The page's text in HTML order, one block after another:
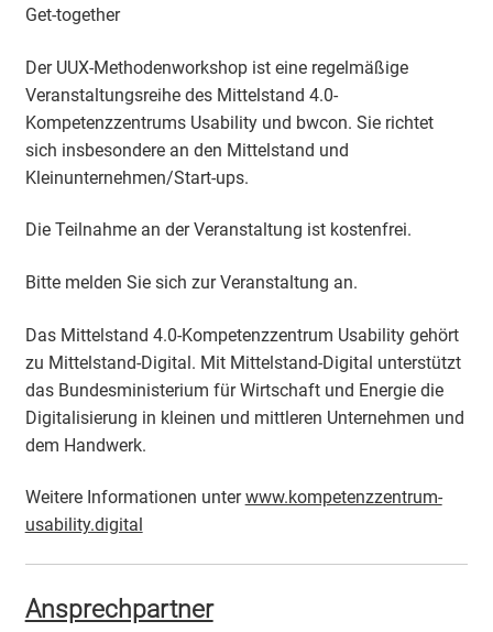
Get-together
Der UUX-Methodenworkshop ist eine regelmäßige
Veranstaltungsreihe des Mittelstand 4.0-
Kompetenzzentrums Usability und bwcon. Sie richtet
sich insbesondere an den Mittelstand und
Kleinunternehmen/Start-ups.
Die Teilnahme an der Veranstaltung ist kostenfrei.
Bitte melden Sie sich zur Veranstaltung an.
Das Mittelstand 4.0-Kompetenzzentrum Usability gehört
zu Mittelstand-Digital. Mit Mittelstand-Digital unterstützt
das Bundesministerium für Wirtschaft und Energie die
Digitalisierung in kleinen und mittleren Unternehmen und
dem Handwerk.
Weitere Informationen unterwww.kompetenzzentrum-
usability.digital
Ansprechpartner